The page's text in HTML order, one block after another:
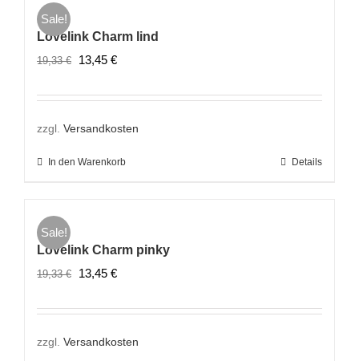
Sale!
Lovelink Charm lind
19,33€
Ursprünglicher
war:
19,33 €
13,45 €Aktueller
ist:
13,45 €.
zzgl. Versandkosten
In den Warenkorb Details
Sale!
Lovelink Charm pinky
19,33€
Ursprünglicher
war:
19,33 €
13,45 €Aktueller
ist:
13,45 €.
zzgl. Versandkosten